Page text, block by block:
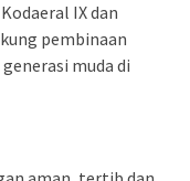
IX dan
pembinaan
muda di